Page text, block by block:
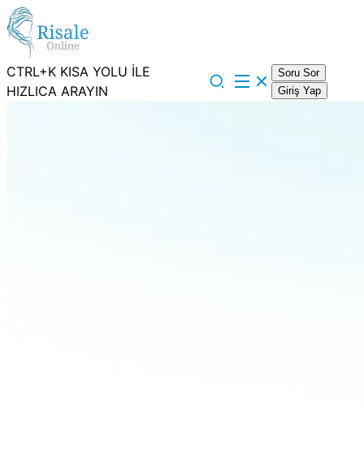
CTRL+K KISA YOLU İLE
HIZLICA ARAYIN
Soru Sor
Giriş Yap